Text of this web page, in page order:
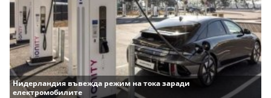
Нидерландия въвежда режим на тока заради
електромобилите